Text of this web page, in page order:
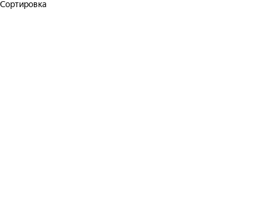
Сортировка